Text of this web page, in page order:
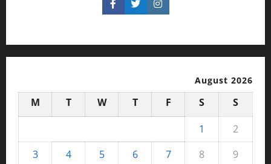
August 2026
M T W T F S
S
1
2
3
4 5 6 7 8
9